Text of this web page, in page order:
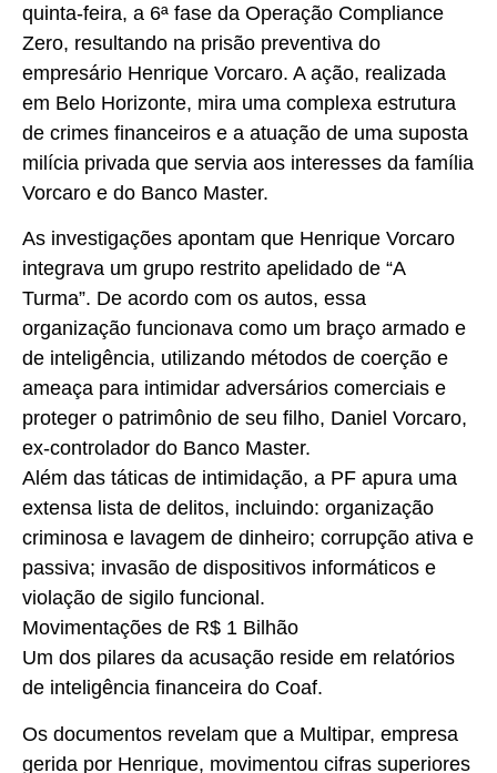
quinta-feira, a 6ª fase da Operação Compliance
Zero, resultando na prisão preventiva do
empresário Henrique Vorcaro. A ação, realizada
em Belo Horizonte, mira uma complexa estrutura
de crimes financeiros e a atuação de uma suposta
milícia privada que servia aos interesses da família
Vorcaro e do Banco Master.
As investigações apontam que Henrique Vorcaro
integrava um grupo restrito apelidado de “A
Turma”. De acordo com os autos, essa
organização funcionava como um braço armado e
de inteligência, utilizando métodos de coerção e
ameaça para intimidar adversários comerciais e
proteger o patrimônio de seu filho, Daniel Vorcaro,
ex-controlador do Banco Master.
Além das táticas de intimidação, a PF apura uma
extensa lista de delitos, incluindo: organização
criminosa e lavagem de dinheiro; corrupção ativa e
passiva; invasão de dispositivos informáticos e
violação de sigilo funcional.
Movimentações de R$ 1 Bilhão
Um dos pilares da acusação reside em relatórios
de inteligência financeira do Coaf.
Os documentos revelam que a Multipar, empresa
gerida por Henrique, movimentou cifras superiores